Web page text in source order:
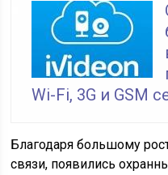
Wi-Fi, 3G и GSM
Благодаря большому
связи, появились